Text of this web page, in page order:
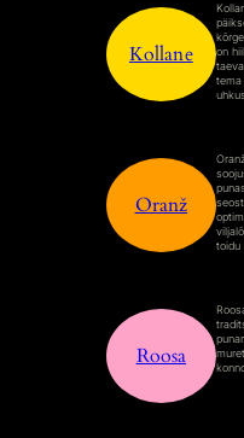
Kollane
on
tema
Oranž
toidu
Roosa